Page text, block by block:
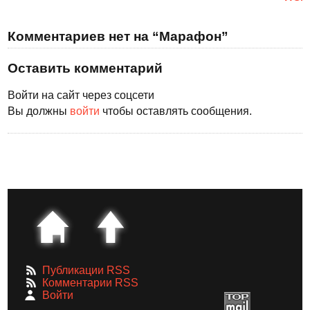
Комментариев нет на “Марафон”
Оставить комментарий
Войти на сайт через соцсети
Вы должны войти чтобы оставлять сообщения.
Публикации RSS
Комментарии RSS
Войти